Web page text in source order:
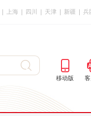
上海 四川 天津 新疆 兵
移动版